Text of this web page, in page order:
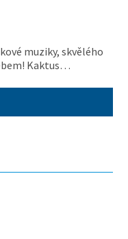
muziky, skvělého
Kaktus…